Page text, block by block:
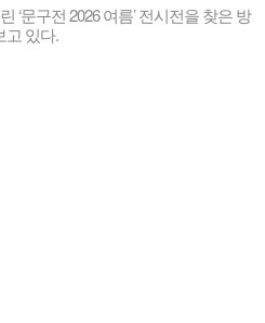
‘문구전 2026 여름’ 전시전을 찾은 방
고 있다.